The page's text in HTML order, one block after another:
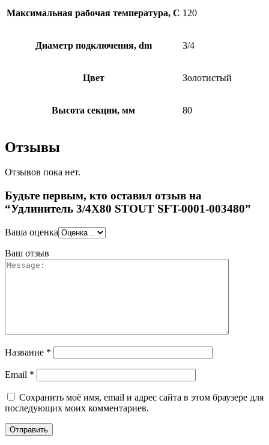
Максимальная рабочая температура, C 120
Диаметр подключения, dm 3/4
Цвет Золотистый
Высота секции, мм 80
Отзывы
Отзывов пока нет.
Будьте первым, кто оставил отзыв на
“Удлинитель 3/4X80 STOUT SFT-0001-003480”
Ваша оценка
Ваш отзыв
Название *
Email *
Сохранить моё имя, email и адрес сайта в этом браузере для
последующих моих комментариев.